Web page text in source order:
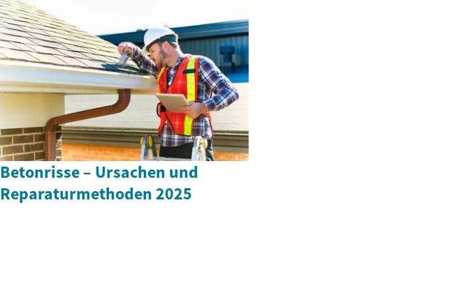
Betonrisse – Ursachen und
Reparaturmethoden 2025